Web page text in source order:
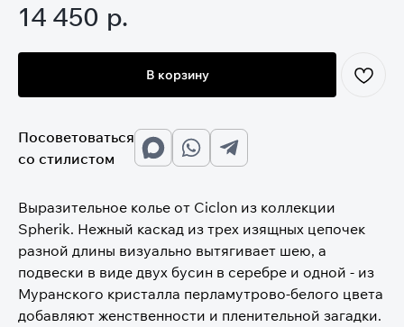
14 450 р.
В корзину
Посоветоваться
со стилистом
Выразительное колье от Ciclon из коллекции
Spherik. Нежный каскад из трех изящных цепочек
разной длины визуально вытягивает шею, а
подвески в виде двух бусин в серебре и одной - из
Муранского кристалла перламутрово-белого цвета
добавляют женственности и пленительной загадки.